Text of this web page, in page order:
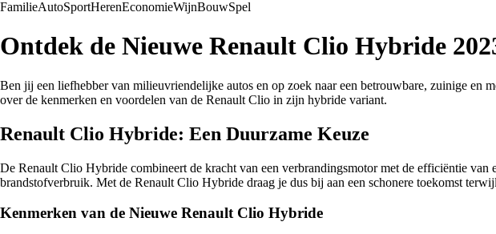
FamilieAutoSportHerenEconomieWijnBouwSpel
Ontdek de Nieuwe Renault Clio Hybride
Ben jij een liefhebber van milieuvriendelijke autos en op zoek naar een betrouwbare, zuinige
over de kenmerken en voordelen van de Renault Clio in zijn hybride variant.
Renault Clio Hybride: Een Duurzame Keuze
De Renault Clio Hybride combineert de kracht van een verbrandingsmotor met de efficiëntie
brandstofverbruik. Met de Renault Clio Hybride draag je dus bij aan een schonere toekomst
Kenmerken van de Nieuwe Renault Clio Hybride